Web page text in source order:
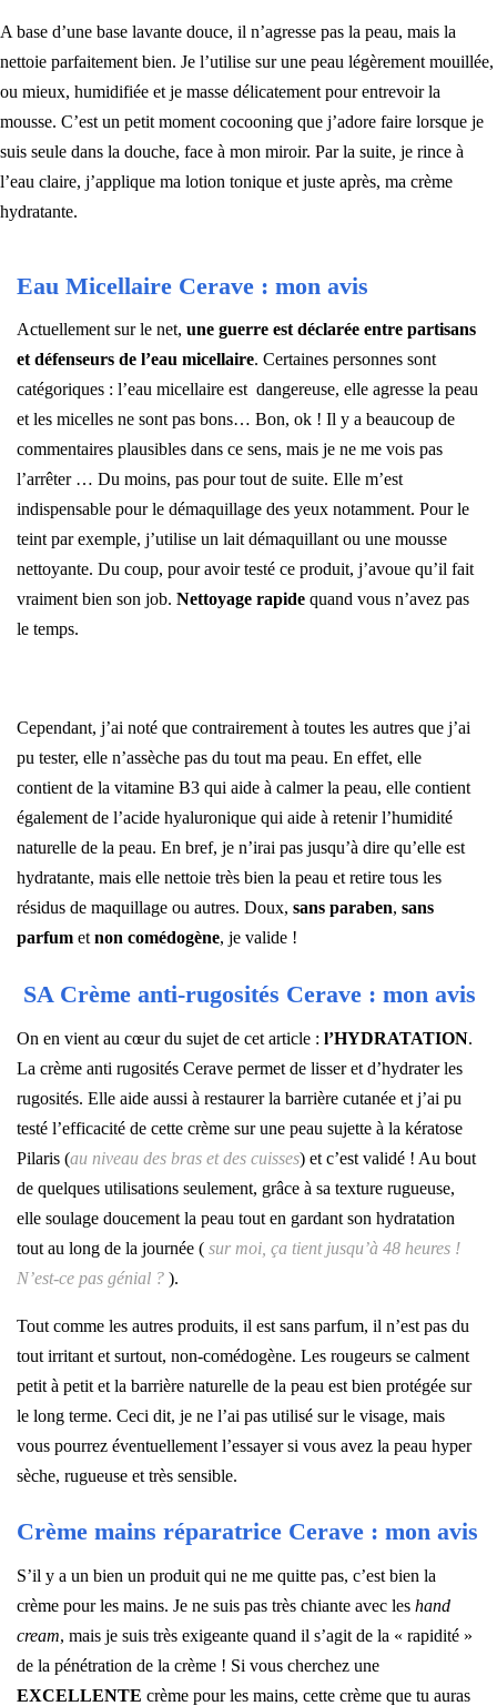
A base d’une base lavante douce, il n’agresse pas la peau, mais la
nettoie parfaitement bien. Je l’utilise sur une peau légèrement mouillée,
ou mieux, humidifiée et je masse délicatement pour entrevoir la
mousse. C’est un petit moment cocooning que j’adore faire lorsque je
suis seule dans la douche, face à mon miroir. Par la suite, je rince à
l’eau claire, j’applique ma lotion tonique et juste après, ma crème
hydratante.
Eau Micellaire Cerave : mon avis
Actuellement sur le net, une guerre est déclarée entre partisans
et défenseurs de l’eau micellaire. Certaines personnes sont
catégoriques : l’eau micellaire est dangereuse, elle agresse la peau
et les micelles ne sont pas bons… Bon, ok ! Il y a beaucoup de
commentaires plausibles dans ce sens, mais je ne me vois pas
l’arrêter … Du moins, pas pour tout de suite. Elle m’est
indispensable pour le démaquillage des yeux notamment. Pour le
teint par exemple, j’utilise un lait démaquillant ou une mousse
nettoyante. Du coup, pour avoir testé ce produit, j’avoue qu’il fait
vraiment bien son job. Nettoyage rapide quand vous n’avez pas
le temps.
Cependant, j’ai noté que contrairement à toutes les autres que j’ai
pu tester, elle n’assèche pas du tout ma peau. En effet, elle
contient de la vitamine B3 qui aide à calmer la peau, elle contient
également de l’acide hyaluronique qui aide à retenir l’humidité
naturelle de la peau. En bref, je n’irai pas jusqu’à dire qu’elle est
hydratante, mais elle nettoie très bien la peau et retire tous les
résidus de maquillage ou autres. Doux, sans paraben, sans
parfum et non comédogène, je valide !
SA Crème anti-rugosités Cerave : mon avis
On en vient au cœur du sujet de cet article : l’HYDRATATION.
La crème anti rugosités Cerave permet de lisser et d’hydrater les
rugosités. Elle aide aussi à restaurer la barrière cutanée et j’ai pu
testé l’efficacité de cette crème sur une peau sujette à la kératose
Pilaris (au niveau des bras et des cuisses) et c’est validé ! Au bout
de quelques utilisations seulement, grâce à sa texture rugueuse,
elle soulage doucement la peau tout en gardant son hydratation
tout au long de la journée ( sur moi, ça tient jusqu’à 48 heures !
N’est-ce pas génial ? ).
Tout comme les autres produits, il est sans parfum, il n’est pas du
tout irritant et surtout, non-comédogène. Les rougeurs se calment
petit à petit et la barrière naturelle de la peau est bien protégée sur
le long terme. Ceci dit, je ne l’ai pas utilisé sur le visage, mais
vous pourrez éventuellement l’essayer si vous avez la peau hyper
sèche, rugueuse et très sensible.
Crème mains réparatrice Cerave : mon avis
S’il y a un bien un produit qui ne me quitte pas, c’est bien la
crème pour les mains. Je ne suis pas très chiante avec les hand
cream, mais je suis très exigeante quand il s’agit de la « rapidité »
de la pénétration de la crème ! Si vous cherchez une
EXCELLENTE crème pour les mains, cette crème que tu auras